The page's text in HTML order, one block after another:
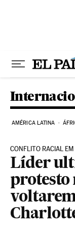
AMÉRICA LATINA
CONFLITO RACIAL
Líder
protesto